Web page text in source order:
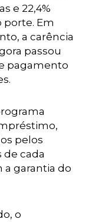
e 22,4%
porte. Em
a carência
passou
pagamento
pelos
de cada
garantia do
o